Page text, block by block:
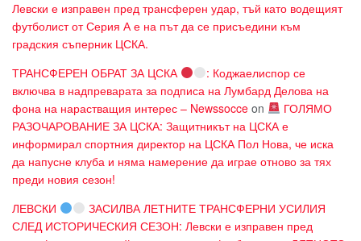
Левски е изправен пред трансферен удар, тъй като водещият
футболист от Серия А е на път да се присъедини към
градския съперник ЦСКА.
ТРАНСФЕРЕН ОБРАТ ЗА ЦСКА
: Коджаелиспор се
включва в надпреварата за подписа на Лумбард Делова на
фона на нарастващия интерес – Newssocce on
ГОЛЯМО
РАЗОЧАРОВАНИЕ ЗА ЦСКА: Защитникът на ЦСКА е
информирал спортния директор на ЦСКА Пол Нова, че иска
да напусне клуба и няма намерение да играе отново за тях
преди новия сезон!
ЛЕВСКИ
ЗАСИЛВА ЛЕТНИТЕ ТРАНСФЕРНИ УСИЛИЯ
СЛЕД ИСТОРИЧЕСКИЯ СЕЗОН: Левски е изправен пред